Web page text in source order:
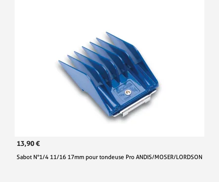
13,90 €
Sabot N°1/4 11/16 17mm pour tondeuse Pro ANDIS/MOSER/LORDSON